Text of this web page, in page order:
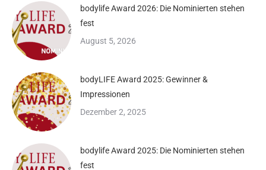
bodylife Award 2026: Die Nominierten stehen
fest
August 5, 2026
bodyLIFE Award 2025: Gewinner &
Impressionen
Dezember 2, 2025
bodylife Award 2025: Die Nominierten stehen
fest